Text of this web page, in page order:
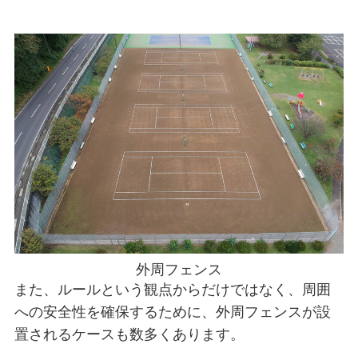
外周フェンス
また、ルールという観点からだけではなく、周囲
への安全性を確保するために、外周フェンスが設
置されるケースも数多くあります。